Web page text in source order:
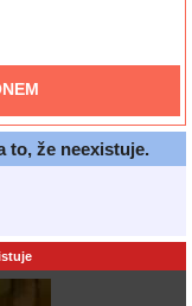
to, že neexistuje.